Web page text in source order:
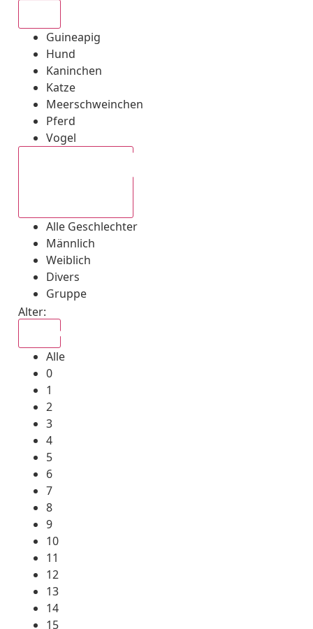
Guineapig
Hund
Kaninchen
Katze
Meerschweinchen
Pferd
Vogel
Alle Geschlechter
Männlich
Weiblich
Divers
Gruppe
Alter:
Alle
0
1
2
3
4
5
6
7
8
9
10
11
12
13
14
15